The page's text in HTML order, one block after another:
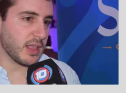
Juan Cossio, Brand Mánager de